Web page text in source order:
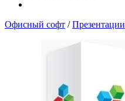
Офисный софт /Презентации